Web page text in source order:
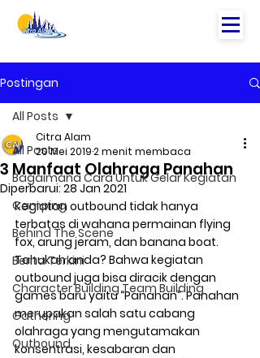
Postingan
All Posts
Bagaimana Cara Untuk Gelar Kegiatan
Camping
Behind The Scene
Berita Terkini
Character Building Team Building
Gathering
Outbound
All Posts
3 Manfaat Olahraga Panahan
Citra Alam
20 Mei 20192 menit membaca
Diperbarui: 28 Jan 2021
Kegiatan outbound tidak hanya
terbatas di wahana permainan flying
fox, arung jeram, dan banana boat.
Tahukah anda? Bahwa kegiatan
outbound juga bisa diracik dengan
games baru yaitu “Panahan”. Panahan
merupakan salah satu cabang
olahraga yang mengutamakan
konsentrasi, kesabaran dan